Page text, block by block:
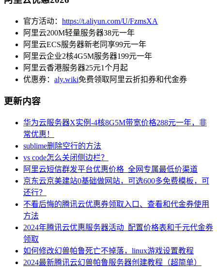
官方活动： https://t.aliyun.com/U/FzmsXA
阿里云200M轻量服务器38元一年
阿里云ECS服务器新老同享99元一年
阿里云企业2核4G5M服务器199元一年
阿里云香港服务器25元1个月起
优惠券： aly.wiki免费领取阿里云折扣券和代金券
更新内容
华为云服务器X实例-4核8G5M带宽价格288元一年，非
常优惠！
sublime删除空行的方法
vs code怎么关闭侧边栏？
阿里云短信群发平台优惠价格_全网专属最低价渠道
京东云京美建站0基础做网站，可选600多免费模板，可
还行？
不看后悔的腾讯云优惠券领取入口、查看和代金券使用
方法
2024年腾讯云优惠服务器活动_配置价格表和千元代金券
领取
如何修改幻兽帕鲁死亡不掉落，linux游戏设置教程
2024最新腾讯云幻兽帕鲁服务器创建教程（超简单）